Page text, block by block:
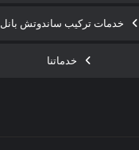
خدمات تركيب ساندوتش بانل
خدماتنا